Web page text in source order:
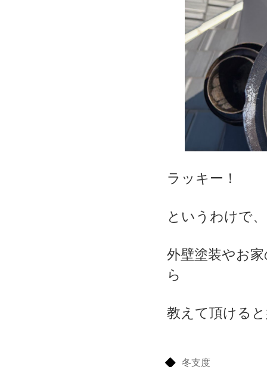
ラッキー！
というわけで、
外壁塗装やお
ら
教えて頂ける
冬支度